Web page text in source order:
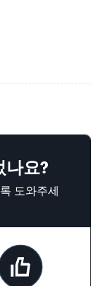
나요?
도와주세